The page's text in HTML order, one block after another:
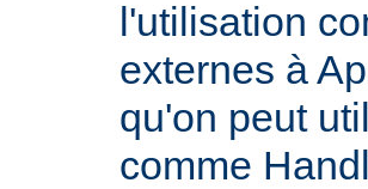
l'utilisation
externes à
qu'on peut
comme